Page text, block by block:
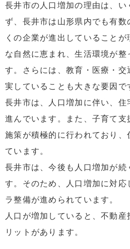
長井市の人口増加の理由は、い
ず、長井市は山形県内でも有数
くの企業が進出していること
な自然に恵まれ、生活環境が
す。さらには、教育・医療・交
実していることも大きな要因で
長井市は、人口増加に伴い、住
進んでいます。また、子育て支
施策が積極的に行われており、
ています。
長井市は、今後も人口増加が続
す。そのため、人口増加に対応
ラ整備が進められています。
人口が増加していると、不動産
リットがあります。